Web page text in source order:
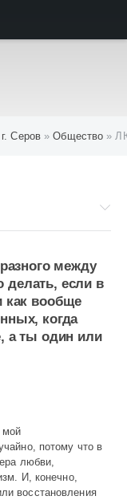
Серов »Общество »
между
если в
как вообще
когда
а ты один или
мой
потому что в
любви,
И, конечно,
восстановления